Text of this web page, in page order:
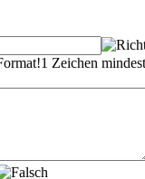
1 Zeichen